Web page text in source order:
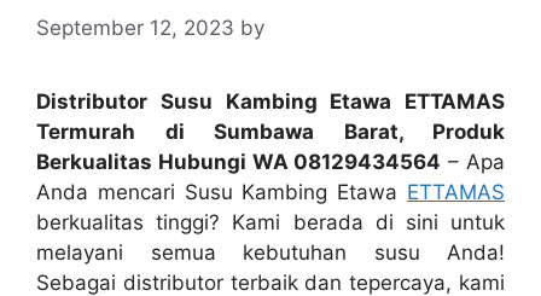
September 12, 2023 by
Distributor Susu Kambing Etawa ETTAMAS
Termurah di Sumbawa Barat, Produk
Berkualitas Hubungi WA 08129434564 – Apa
Anda mencari Susu Kambing Etawa ETTAMAS
berkualitas tinggi? Kami berada di sini untuk
melayani semua kebutuhan susu Anda!
Sebagai distributor terbaik dan tepercaya, kami